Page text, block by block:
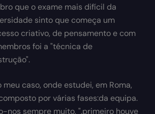
que o exame mais difícil da
sinto que começa um
criativo, de pensamento e com
foi a "técnica de
meu caso, onde estudei, em Roma,
por várias fases:da equipa.
nos sempre muito, ".primeiro houve